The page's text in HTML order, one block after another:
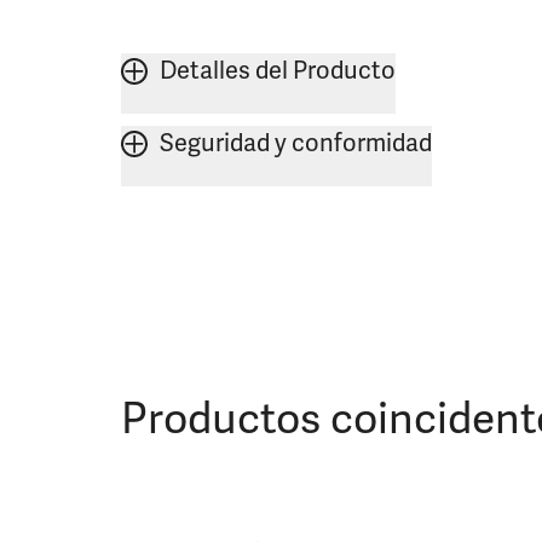
Detalles del Producto
Seguridad y conformidad
Productos